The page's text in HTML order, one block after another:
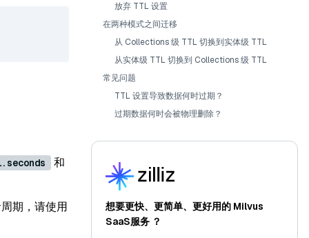
和
期，请使用
放弃 TTL 设置
在两种模式之间迁移
从 Collections 级 TTL 切换到实体级 TTL
从实体级 TTL 切换到 Collections 级 TTL
常见问题
TTL 设置导致数据何时过期？
过期数据何时会被物理删除？
想要更快、更简单、更好用的 Milvus
SaaS服务 ？